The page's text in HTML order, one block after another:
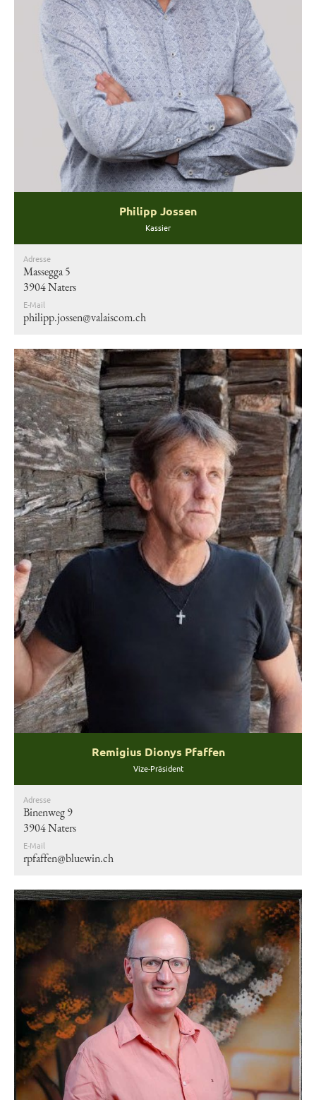
Philipp Jossen
Kassier
Adresse
Massegga 5
3904 Naters
E-Mail
philipp.jossen@valaiscom.ch
Remigius Dionys Pfaffen
Vize-Präsident
Adresse
Binenweg 9
3904 Naters
E-Mail
rpfaffen@bluewin.ch